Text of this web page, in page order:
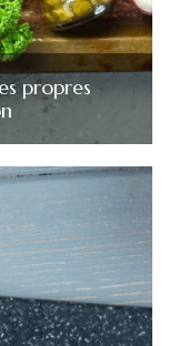
propres